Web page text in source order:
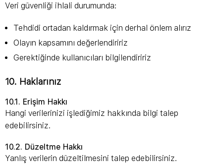
Veri güvenliği ihlali durumunda:
Tehdidi ortadan kaldırmak için derhal önlem alırız
Olayın kapsamını değerlendiririz
Gerektiğinde kullanıcıları bilgilendiririz
10. Haklarınız
10.1. Erişim Hakkı
Hangi verilerinizi işlediğimiz hakkında bilgi talep
edebilirsiniz.
10.2. Düzeltme Hakkı
Yanlış verilerin düzeltilmesini talep edebilirsiniz.